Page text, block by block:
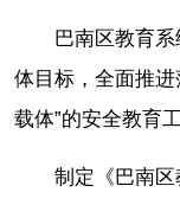
巴南区教育
体目标，全面推
载体”的安全教育
制定《巴南